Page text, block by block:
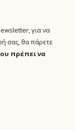
για να
σας, θα πάρετε
πρέπει να